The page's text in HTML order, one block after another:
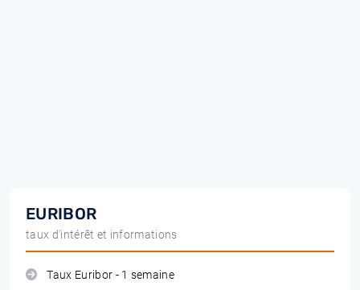
EURIBOR
taux d'intérêt et informations
Taux Euribor - 1 semaine